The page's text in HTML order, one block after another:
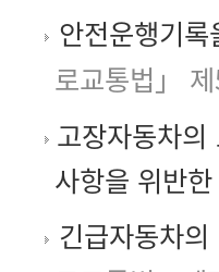
안전운행기
로교통법」
고장자동차
사항을 위반
긴급자동차